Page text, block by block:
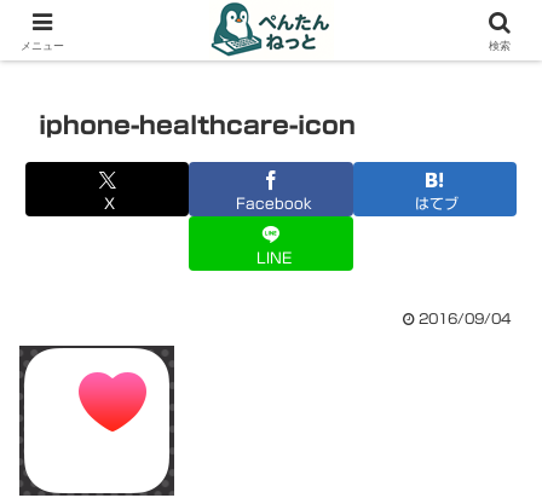
PCやガジェットの備忘録
iphone-healthcare-icon
X Facebook はてブ
LINE
2016/09/04
メニュー 検索